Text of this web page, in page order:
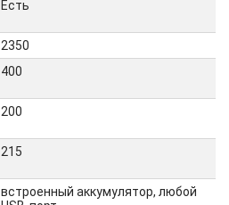
Есть
2350
400
200
215
встроенный аккумулятор, любой